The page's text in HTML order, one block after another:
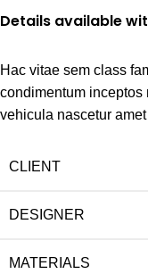
Details available
Hac vitae sem class
condimentum inceptos
vehicula nascetur
CLIENT
DESIGNER
MATERIALS